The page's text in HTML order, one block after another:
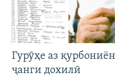
Гурӯҳе аз
ҷанги дохилӣ